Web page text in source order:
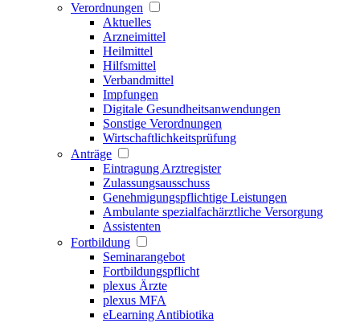
Verordnungen
Aktuelles
Arzneimittel
Heilmittel
Hilfsmittel
Verbandmittel
Impfungen
Digitale Gesundheitsanwendungen
Sonstige Verordnungen
Wirtschaftlichkeitsprüfung
Anträge
Eintragung Arztregister
Zulassungsausschuss
Genehmigungspflichtige Leistungen
Ambulante spezialfachärztliche Versorgung
Assistenten
Fortbildung
Seminarangebot
Fortbildungspflicht
plexus Ärzte
plexus MFA
eLearning Antibiotika